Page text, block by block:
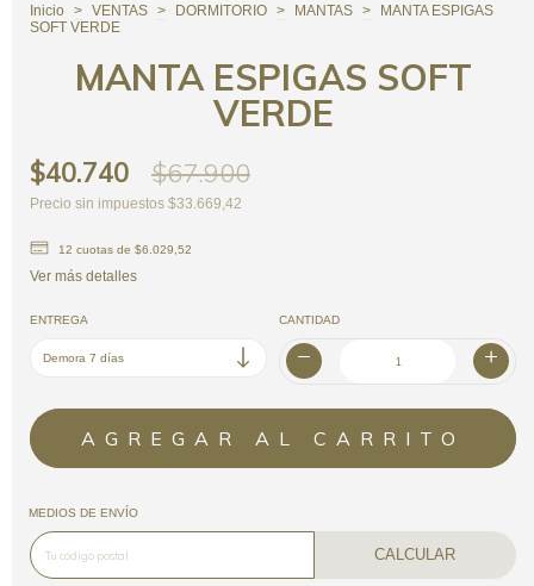
Inicio > VENTAS > DORMITORIO > MANTAS >
MANTA ESPIGAS
SOFT VERDE
MANTA ESPIGAS SOFT
VERDE
$40.740 $67.900
Precio sin impuestos $33.669,42
12 cuotas de $6.029,52
Ver más detalles
ENTREGA CANTIDAD
MEDIOS DE ENVÍO
CALCULAR